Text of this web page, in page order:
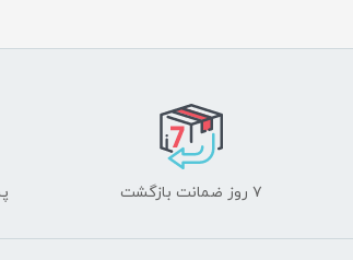
۷ روز ضمانت بازگشت